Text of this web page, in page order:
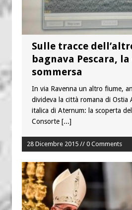
Sulle tracce
bagnava Pescara,
sommersa
In via Ravenna un altro fiume,
divideva la città romana di Ostia
italica di Aternum: la scoperta
Consorte [...]
28 Dicembre 2015 // 0 Comments